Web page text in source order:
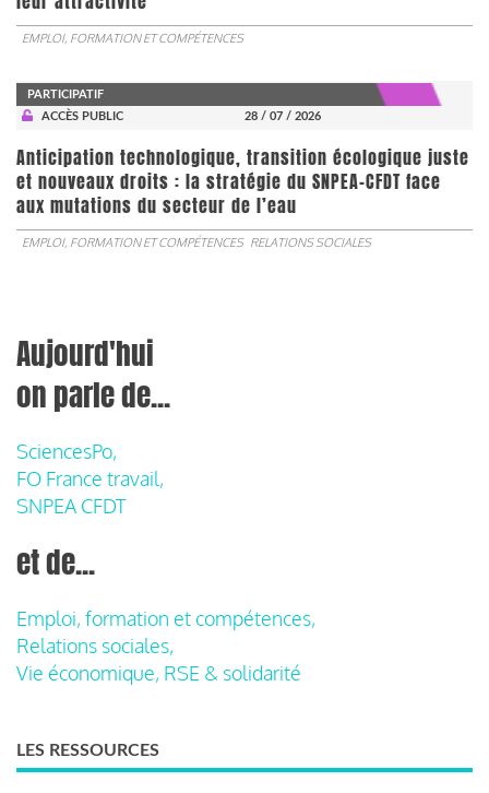
EMPLOI, FORMATION ET COMPÉTENCES
PARTICIPATIF
ACCÈS PUBLIC
28 / 07 / 2026
Anticipation technologique, transition écologique juste
et nouveaux droits : la stratégie du SNPEA-CFDT face
aux mutations du secteur de l’eau
EMPLOI, FORMATION ET COMPÉTENCES RELATIONS SOCIALES
Aujourd'hui
on parle de...
SciencesPo,
FO France travail,
SNPEA CFDT
et de...
Emploi, formation et compétences,
Relations sociales,
Vie économique, RSE & solidarité
LES RESSOURCES